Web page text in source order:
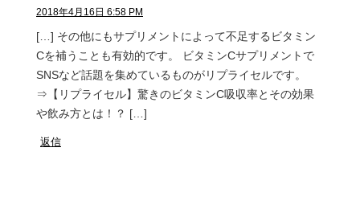
2018年4月16日 6:58 PM
[…] その他にもサプリメントによって不足するビタミン
Cを補うことも有効的です。 ビタミンCサプリメントで
SNSなど話題を集めているものがリプライセルです。
⇒【リプライセル】驚きのビタミンC吸収率とその効果
や飲み方とは！？ […]
返信